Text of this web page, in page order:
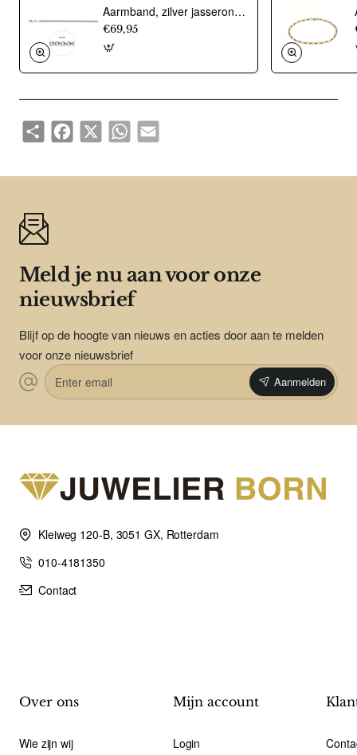
bestaat uit de materialen messing en 14 karaat goud.
Aarmband, zilver jasseron 4,5mm. (lengte 18cm.) - 10274
€69,95
ShareFacebook
X WhatsAppEmail
Meld je nu aan voor onze
nieuwsbrief
Blijf op de hoogte van nieuws en acties door aan te melden
voor onze nieuwsbrief
Enter
email
Aanmelden
Kleiweg 120-B, 3051 GX, Rotterdam
010-4181350
Contact
Over ons
Wie zijn wij
Mijn account
Login